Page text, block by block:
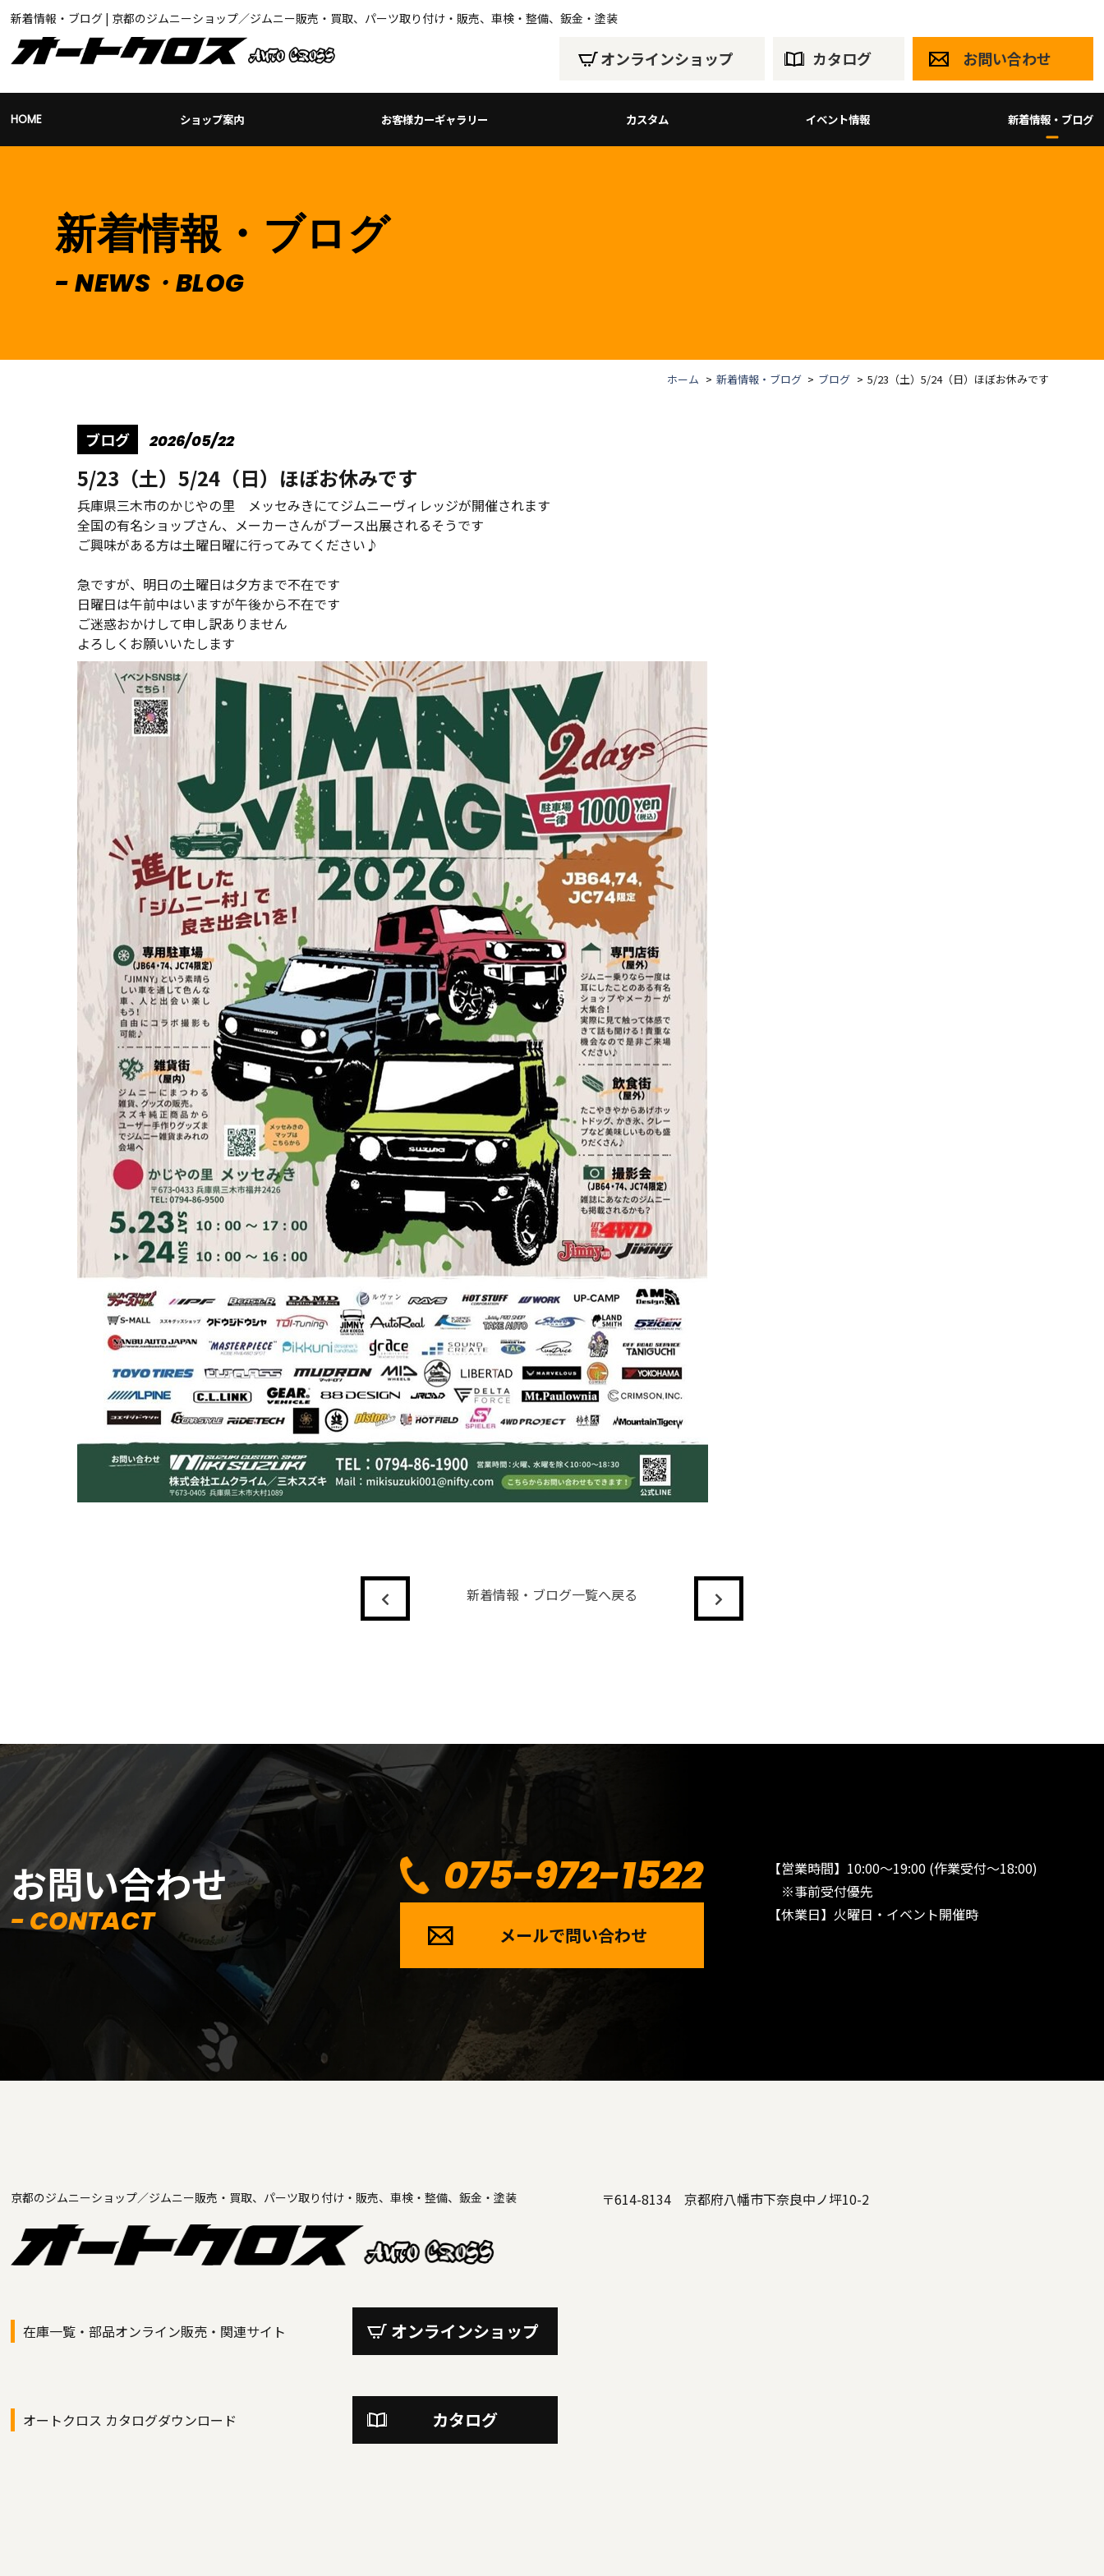
新着情報・ブログ | 京都のジムニーショップ／ジムニー販売・買取、パーツ取り付け・販売、車検・整備、鈑金・塗装
オンラインショップ カタログ お問い合わせ
HOME ショップ案内 お客様カーギャラリー カスタム イベント情報 新着情報・ブログ
新着情報・ブログ
NEWS・BLOG
ホーム 新着情報・ブログ ブログ 5/23（土）5/24（日）ほぼお休みです
ブログ 2026/05/22
5/23（土）5/24（日）ほぼお休みです
兵庫県三木市のかじやの里 メッセみきにてジムニーヴィレッジが開催されます
全国の有名ショップさん、メーカーさんがブース出展されるそうです
ご興味がある方は土曜日曜に行ってみてください♪
急ですが、明日の土曜日は夕方まで不在です
日曜日は午前中はいますが午後から不在です
ご迷惑おかけして申し訳ありません
よろしくお願いいたします
新着情報・ブログ一覧へ戻る
お問い合わせ
- CONTACT
075-972-1522
メールで問い合わせ
【営業時間】10:00～19:00 (作業受付～18:00)
※事前受付優先
【休業日】火曜日・イベント開催時
京都のジムニーショップ／ジムニー販売・買取、パーツ取り付け・販売、車検・整備、鈑金・塗装
在庫一覧・部品オンライン販売・関連サイト オンラインショップ
オートクロス カタログダウンロード カタログ
〒614-8134 京都府八幡市下奈良中ノ坪10-2